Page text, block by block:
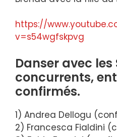
https://
v=s54wgfskpvg
Danser avec les
concurrents,
confirmés.
1) Andrea Dellogu
2) Francesca Fialdini